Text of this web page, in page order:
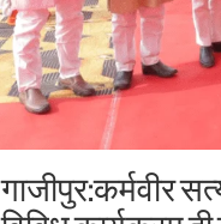
गाजीपुर:कर्मवीर